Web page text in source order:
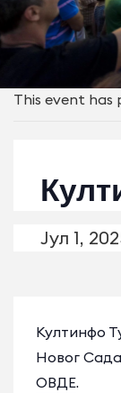
This event has
Јул 1,
Култинфо
Новог Сада
ОВДЕ.